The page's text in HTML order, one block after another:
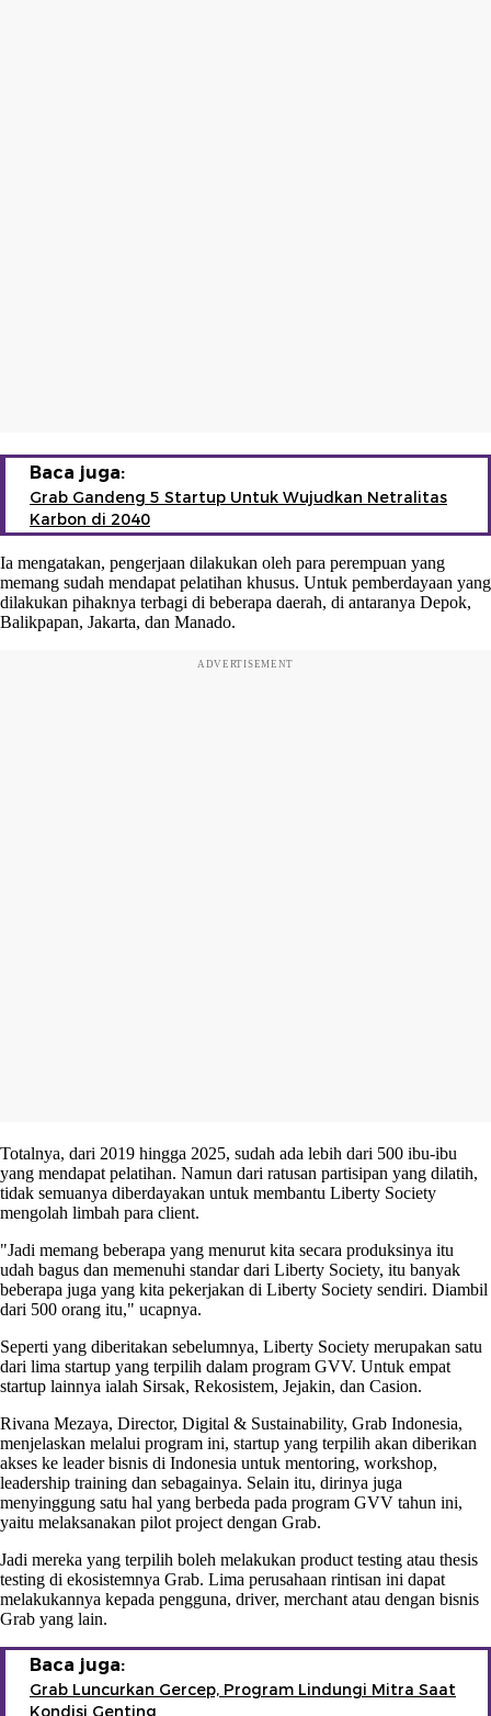
Baca juga:
Grab Gandeng 5 Startup Untuk Wujudkan Netralitas
Karbon di 2040
Ia mengatakan, pengerjaan dilakukan oleh para perempuan yang
memang sudah mendapat pelatihan khusus. Untuk pemberdayaan yang
dilakukan pihaknya terbagi di beberapa daerah, di antaranya Depok,
Balikpapan, Jakarta, dan Manado.
ADVERTISEMENT
Totalnya, dari 2019 hingga 2025, sudah ada lebih dari 500 ibu-ibu
yang mendapat pelatihan. Namun dari ratusan partisipan yang dilatih,
tidak semuanya diberdayakan untuk membantu Liberty Society
mengolah limbah para client.
"Jadi memang beberapa yang menurut kita secara produksinya itu
udah bagus dan memenuhi standar dari Liberty Society, itu banyak
beberapa juga yang kita pekerjakan di Liberty Society sendiri. Diambil
dari 500 orang itu," ucapnya.
Seperti yang diberitakan sebelumnya, Liberty Society merupakan satu
dari lima startup yang terpilih dalam program GVV. Untuk empat
startup lainnya ialah Sirsak, Rekosistem, Jejakin, dan Casion.
Rivana Mezaya, Director, Digital & Sustainability, Grab Indonesia,
menjelaskan melalui program ini, startup yang terpilih akan diberikan
akses ke leader bisnis di Indonesia untuk mentoring, workshop,
leadership training dan sebagainya. Selain itu, dirinya juga
menyinggung satu hal yang berbeda pada program GVV tahun ini,
yaitu melaksanakan pilot project dengan Grab.
Jadi mereka yang terpilih boleh melakukan product testing atau thesis
testing di ekosistemnya Grab. Lima perusahaan rintisan ini dapat
melakukannya kepada pengguna, driver, merchant atau dengan bisnis
Grab yang lain.
Baca juga:
Grab Luncurkan Gercep, Program Lindungi Mitra Saat
Kondisi Genting